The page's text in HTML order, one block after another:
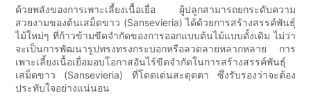
ด้วยพลังของการเพาะเลี้ยงเนื้อเยื่อ ผู้ปลูกสามารถยกระดับความ
สวยงามของต้นเสม็ดขาว (Sansevieria) ได้ด้วยการสร้างสรรค์พันธุ์
ไม้ใหม่ๆ ที่ก้าวข้ามขีดจำกัดของการออกแบบต้นไม้แบบดั้งเดิม ไม่ว่า
จะเป็นการพัฒนารูปทรงทรงกระบอกหรือลวดลายหลากหลาย การ
เพาะเลี้ยงเนื้อเยื่อมอบโอกาสอันไร้ขีดจำกัดในการสร้างสรรค์พันธุ์
เสม็ดขาว (Sansevieria) ที่โดดเด่นสะดุดตา ซึ่งรับรองว่าจะต้อง
ประทับใจอย่างแน่นอน